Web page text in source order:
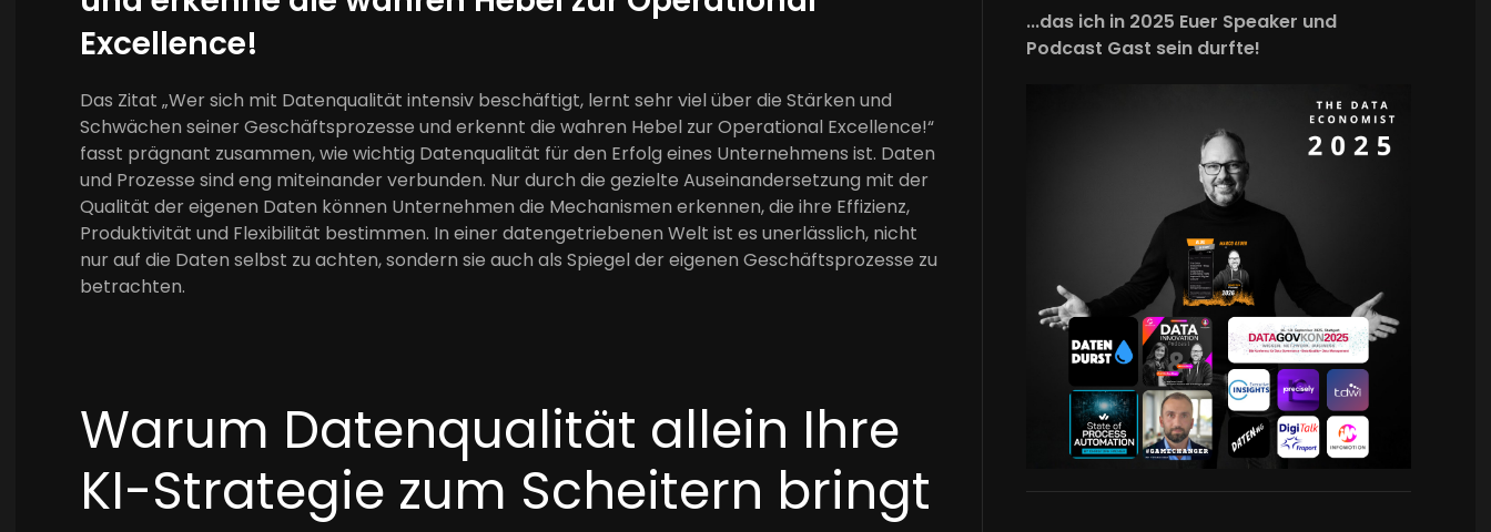
Excellence!
Das Zitat „Wer sich mit Datenqualität intensiv beschäftigt, lernt sehr viel über die Stärken und
Schwächen seiner Geschäftsprozesse und erkennt die wahren Hebel zur Operational Excellence!“
fasst prägnant zusammen, wie wichtig Datenqualität für den Erfolg eines Unternehmens ist. Daten
und Prozesse sind eng miteinander verbunden. Nur durch die gezielte Auseinandersetzung mit der
Qualität der eigenen Daten können Unternehmen die Mechanismen erkennen, die ihre Effizienz,
Produktivität und Flexibilität bestimmen. In einer datengetriebenen Welt ist es unerlässlich, nicht
nur auf die Daten selbst zu achten, sondern sie auch als Spiegel der eigenen Geschäftsprozesse zu
betrachten.
Warum Datenqualität allein Ihre
KI-Strategie zum Scheitern bringt
...das ich in 2025 Euer Speaker und
Podcast Gast sein durfte!